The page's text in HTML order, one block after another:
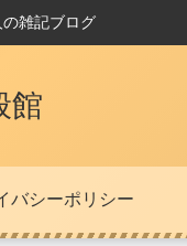
雑記ブログ
館
バシーポリシー